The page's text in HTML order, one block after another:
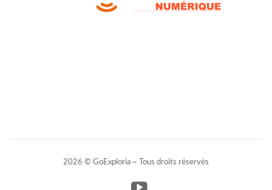
2026 © GoExploria ~ Tous droits réservés